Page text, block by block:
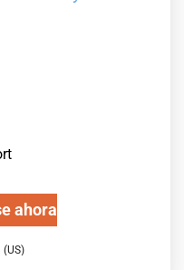
ahora
(US)